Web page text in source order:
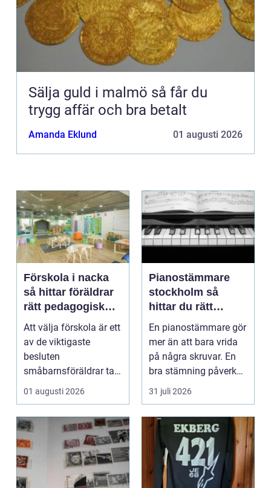
Sälja guld i malmö så får du
trygg affär och bra betalt
Amanda Eklund 01 augusti 2026
Förskola i nacka
så hittar föräldrar
rätt pedagogisk
trygghet
Att välja förskola är ett
av de viktigaste
besluten
småbarnsföräldrar tar.
Omsorg, trygghet,
pedagog...
01 augusti 2026
Pianostämmare
stockholm så
hittar du rätt
expert för ditt
piano
En pianostämmare gör
mer än att bara vrida
på några skruvar. En
bra stämning påverkar
hur pianot låt...
31 juli 2026